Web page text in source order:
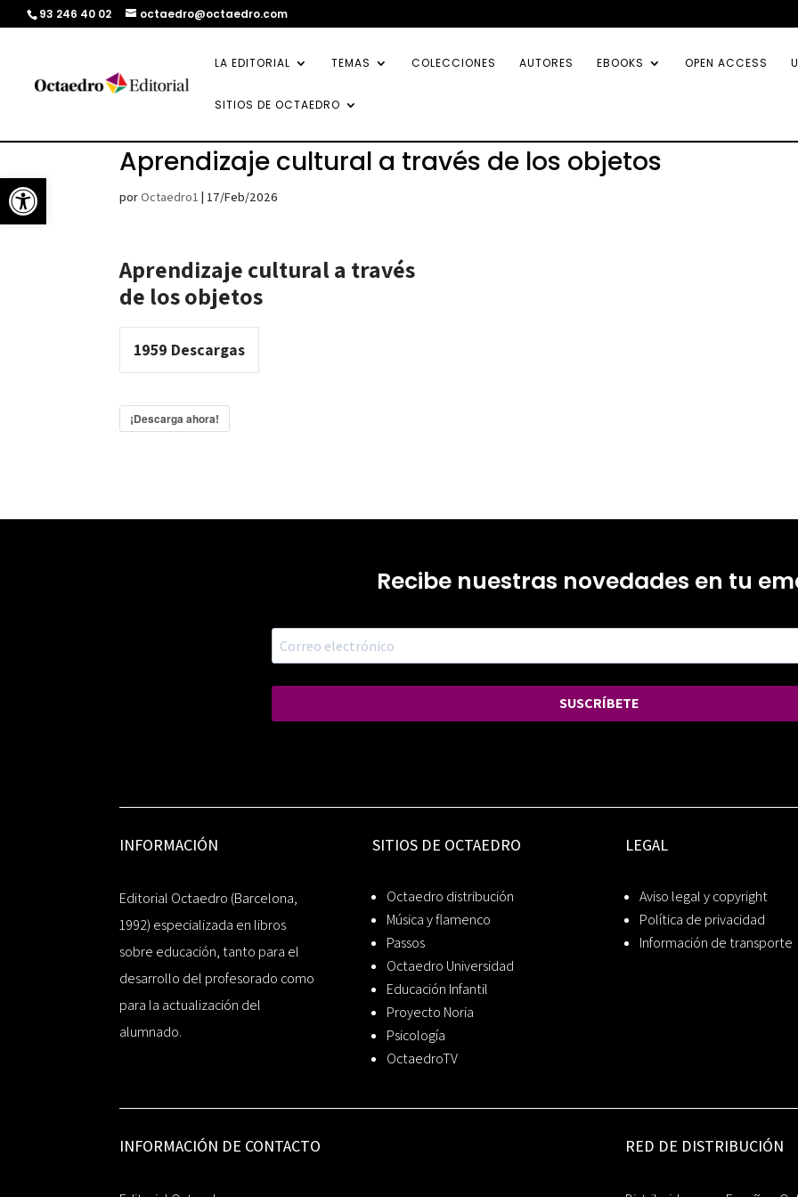
Abrir barra de herramientas
93 246 40 02 octaedro@octaedro.com
LA EDITORIAL TEMAS COLECCIONES AUTORES EBOOKS OPEN ACCESS
SITIOS DE OCTAEDRO
Aprendizaje cultural a través de los objetos
porOctaedro1 | 17/Feb/2026
Aprendizaje cultural a través
de los objetos
1959 Descargas
¡Descarga ahora!
Recibe nuestras novedades en tu
SUSCRÍBETE
INFORMACIÓN
Editorial Octaedro (Barcelona,
1992) especializada en libros
sobre educación, tanto para el
desarrollo del profesorado como
para la actualización del
alumnado.
SITIOS DE OCTAEDRO
Octaedro distribución
Música y flamenco
Passos
Octaedro Universidad
Educación Infantil
Proyecto Noria
Psicología
OctaedroTV
LEGAL
Aviso legal y copyright
Política de privacidad
Información de transporte
INFORMACIÓN DE CONTACTO RED DE DISTRIBUCIÓN